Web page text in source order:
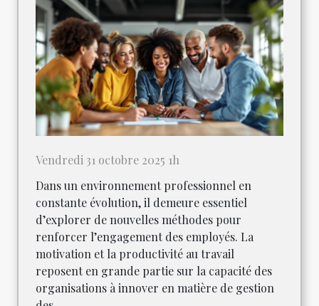
Vendredi 31 octobre 2025 1h
Dans un environnement professionnel en
constante évolution, il demeure essentiel
d’explorer de nouvelles méthodes pour
renforcer l’engagement des employés. La
motivation et la productivité au travail
reposent en grande partie sur la capacité des
organisations à innover en matière de gestion